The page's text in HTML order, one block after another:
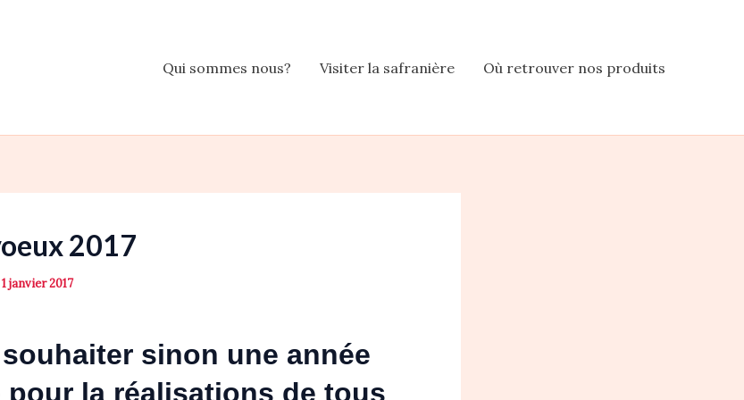
Qui sommes nous? Visiter la safranière Où retrouver nos produits
2017
1 janvier 2017
sinon une année
pour la réalisations de tous